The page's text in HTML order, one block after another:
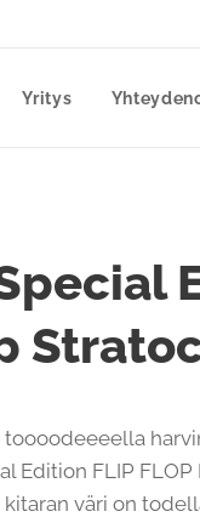
Yritys
Edition FLIP FLOP
kitaran väri on